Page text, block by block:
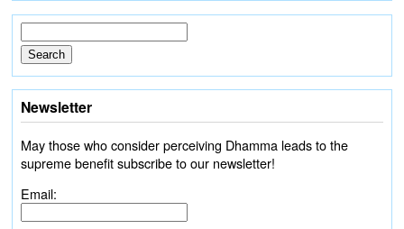
Newsletter
May those who consider perceiving Dhamma leads to the
supreme benefit subscribe to our newsletter!
Email: